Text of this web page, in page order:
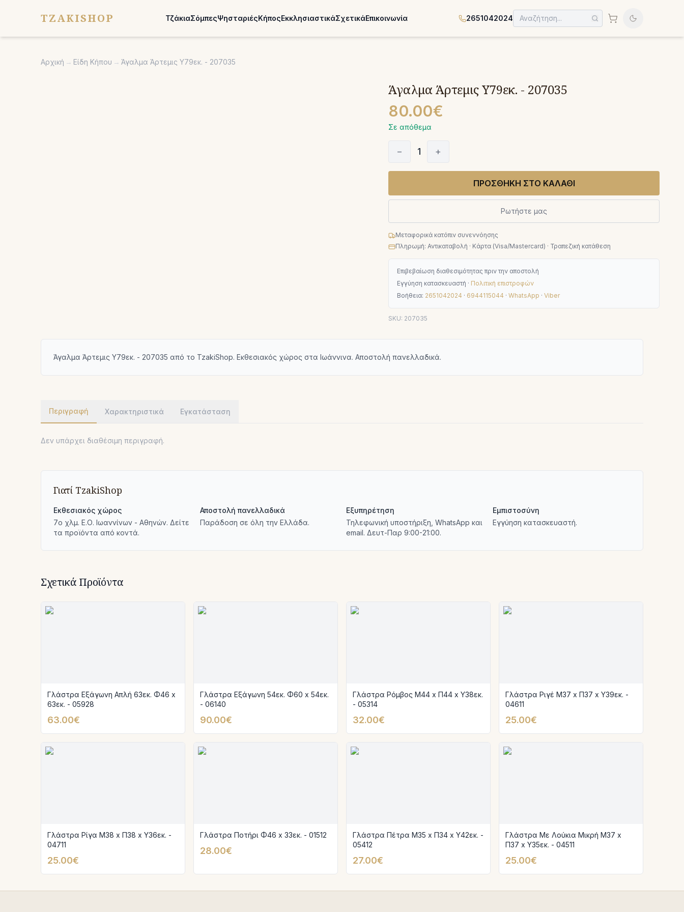
TZAKISHOP ΤζάκιαΣόμπεςΨησταριέςΚήποςΕκκλησιαστικάΣχετικάΕπικοινωνία 2651042024
Αρχική → Είδη Κήπου → Άγαλμα Άρτεμις Υ79εκ. - 207035
Άγαλμα Άρτεμις Υ79εκ. - 207035
80.00€
Σε απόθεμα
− 1 +
ΠΡΟΣΘΗΚΗ ΣΤΟ ΚΑΛΑΘΙ
Ρωτήστε μας
Μεταφορικά κατόπιν συνεννόησης
Πληρωμή: Αντικαταβολή · Κάρτα (Visa/Mastercard) · Τραπεζική κατάθεση
Επιβεβαίωση διαθεσιμότητας πριν την αποστολή
Εγγύηση κατασκευαστή · Πολιτική επιστροφών
Βοήθεια: 2651042024 · 6944115044 · WhatsApp · Viber
SKU: 207035
Άγαλμα Άρτεμις Υ79εκ. - 207035 από το TzakiShop. Εκθεσιακός χώρος στα Ιωάννινα. Αποστολή πανελλαδικά.
Περιγραφή Χαρακτηριστικά Εγκατάσταση
Δεν υπάρχει διαθέσιμη περιγραφή.
Γιατί TzakiShop
Εκθεσιακός χώρος
7ο χλμ. Ε.Ο. Ιωαννίνων - Αθηνών. Δείτε
τα προϊόντα από κοντά.
Αποστολή πανελλαδικά
Παράδοση σε όλη την Ελλάδα.
Εξυπηρέτηση
Τηλεφωνική υποστήριξη, WhatsApp και
email. Δευτ-Παρ 9:00-21:00.
Εμπιστοσύνη
Εγγύηση κατασκευαστή.
Σχετικά Προϊόντα
Γλάστρα Εξάγωνη Απλή 63εκ. Φ46 x
63εκ. - 05928
63.00€
Γλάστρα Εξάγωνη 54εκ. Φ60 x 54εκ.
- 06140
90.00€
Γλάστρα Ρόμβος Μ44 x Π44 x Υ38εκ.
- 05314
32.00€
Γλάστρα Ριγέ Μ37 x Π37 x Υ39εκ. -
04611
25.00€
Γλάστρα Ρίγα Μ38 x Π38 x Υ36εκ. -
04711
25.00€
Γλάστρα Ποτήρι Φ46 x 33εκ. - 01512
28.00€
Γλάστρα Πέτρα Μ35 x Π34 x Υ42εκ. -
05412
27.00€
Γλάστρα Με Λούκια Μικρή Μ37 x
Π37 x Υ35εκ. - 04511
25.00€